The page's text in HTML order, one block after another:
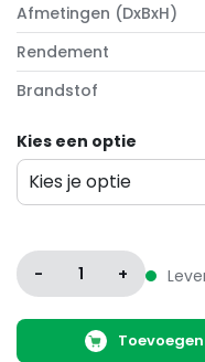
Afmetingen (DxBxH)
Rendement
Brandstof
Kies een optie
Kies je optie
Variatie
- 1 +